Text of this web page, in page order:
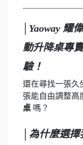
│Yaoway
動升降桌專
驗！
還在尋找一張久
張能自由調整高
桌 嗎？
│為什麼選擇